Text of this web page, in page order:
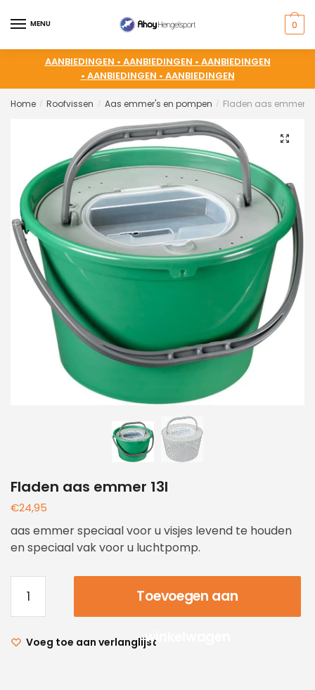
MENU 0
AANBIEDINGEN • AANBIEDINGEN • AANBIEDINGEN
• AANBIEDINGEN • AANBIEDINGEN
Home / Roofvissen / Aas emmer's en pompen / Fladen aas emmer
🔍
Fladen aas emmer 13l
€24,95
aas emmer speciaal voor u visjes levend te houden
en speciaal vak voor u luchtpomp.
Toevoegen aan
winkelwagen
Voeg toe aan verlanglijst